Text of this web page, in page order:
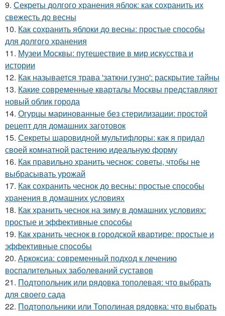
9. Секреты долгого хранения яблок: как сохранить их
свежесть до весны
10. Как сохранить яблоки до весны: простые способы
для долгого хранения
11. Музеи Москвы: путешествие в мир искусства и
истории
12. Как называется трава 'заткни гузно': раскрытие тайны
13. Какие современные кварталы Москвы представляют
новый облик города
14. Огурцы маринованные без стерилизации: простой
рецепт для домашних заготовок
15. Секреты шаровидной мультифлоры: как я придал
своей комнатной растению идеальную форму
16. Как правильно хранить чеснок: советы, чтобы не
выбрасывать урожай
17. Как сохранить чеснок до весны: простые способы
хранения в домашних условиях
18. Как хранить чеснок на зиму в домашних условиях:
простые и эффективные способы
19. Как хранить чеснок в городской квартире: простые и
эффективные способы
20. Аркоксиа: современный подход к лечению
воспалительных заболеваний суставов
21. Подтопольник или рядовка тополевая: что выбрать
для своего сада
22. Подтопольники или Тополиная рядовка: что выбрать